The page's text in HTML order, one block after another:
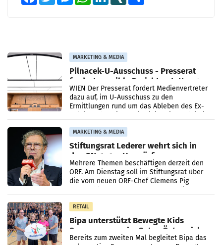
MARKETING & MEDIA
Pilnacek-U-Ausschuss - Presserat
fordert sensible Berichterstattung
WIEN Der Presserat fordert Medienvertreter
dazu auf, im U-Ausschuss zu den
Ermittlungen rund um das Ableben des Ex-
MARKETING & MEDIA
Stiftungsrat Lederer wehrt sich in
den SN gegen Vorwürfe
Mehrere Themen beschäftigen derzeit den
ORF. Am Dienstag soll im Stiftungsrat über
die vom neuen ORF-Chef Clemens Pig
RETAIL
Bipa unterstützt Bewegte Kids
Sommercamps im Osten Österreichs
Bereits zum zweiten Mal begleitet Bipa das